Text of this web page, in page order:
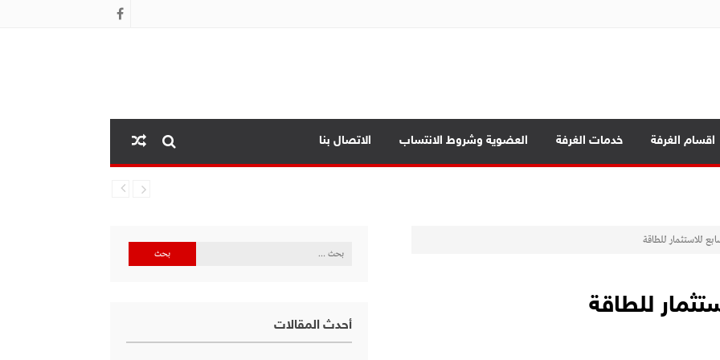
اقسام الغرفة خدمات الغرفة العضوية وشروط الانتساب الاتصال بنا
للاستثمار للطاقة
للطاقة
البحث
أحدث المقالات